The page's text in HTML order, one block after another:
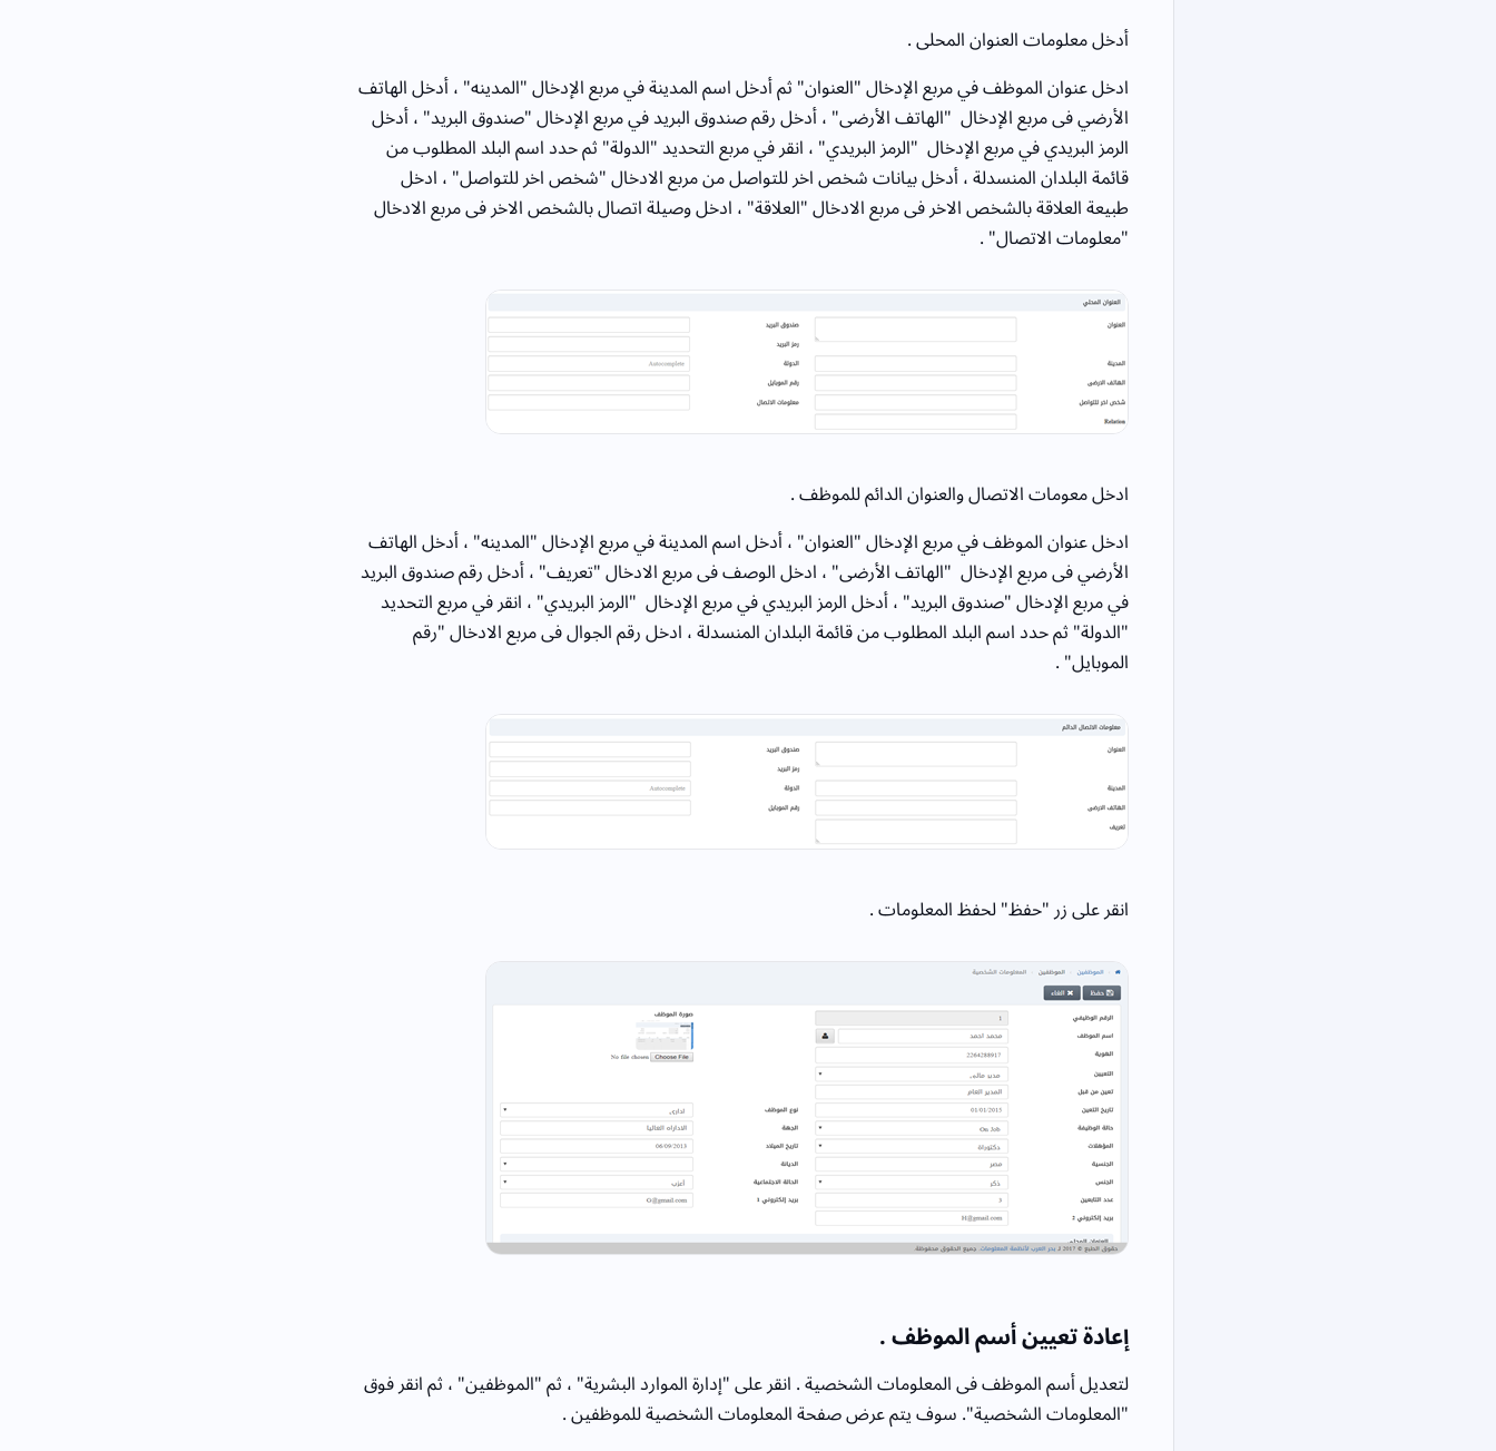
أدخل معلومات العنوان المحلى .
ادخل عنوان الموظف في مربع الإدخال "العنوان" ثم أدخل اسم المدينة في مربع الإدخال "المدينه" ، أدخل الهاتف
الأرضي فى مربع الإدخال "الهاتف الأرضى" ، أدخل رقم صندوق البريد في مربع الإدخال "صندوق البريد" ، أدخل
الرمز البريدي في مربع الإدخال "الرمز البريدي" ، انقر في مربع التحديد "الدولة" ثم حدد اسم البلد المطلوب من
قائمة البلدان المنسدلة ، أدخل بيانات شخص اخر للتواصل من مربع الادخال "شخص اخر للتواصل" ، ادخل
طبيعة العلاقة بالشخص الاخر فى مربع الادخال "العلاقة" ، ادخل وصيلة اتصال بالشخص الاخر فى مربع الادخال
"معلومات الاتصال" .
ادخل معومات الاتصال والعنوان الدائم للموظف .
ادخل عنوان الموظف في مربع الإدخال "العنوان" ، أدخل اسم المدينة في مربع الإدخال "المدينه" ، أدخل الهاتف
الأرضي فى مربع الإدخال "الهاتف الأرضى" ، ادخل الوصف فى مربع الادخال "تعريف" ، أدخل رقم صندوق البريد
في مربع الإدخال "صندوق البريد" ، أدخل الرمز البريدي في مربع الإدخال "الرمز البريدي" ، انقر في مربع التحديد
"الدولة" ثم حدد اسم البلد المطلوب من قائمة البلدان المنسدلة ، ادخل رقم الجوال فى مربع الادخال "رقم
الموبايل" .
انقر على زر "حفظ" لحفظ المعلومات .
إعادة تعيين أسم الموظف .
لتعديل أسم الموظف فى المعلومات الشخصية . انقر على "إدارة الموارد البشرية" ، ثم "الموظفين" ، ثم انقر فوق
"المعلومات الشخصية". سوف يتم عرض صفحة المعلومات الشخصية للموظفين .